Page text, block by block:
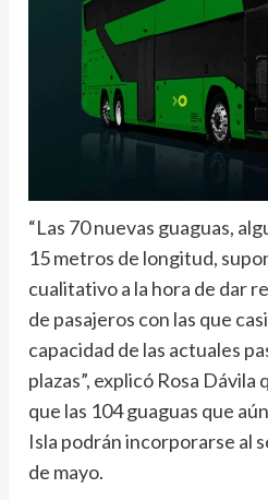
“Las 70 nuevas guaguas,
15 metros de longitud,
cualitativo a la hora de dar
de pasajeros con las que
capacidad de las actuales
plazas”, explicó Rosa
que las 104 guaguas que
Isla podrán incorporarse al
de mayo.